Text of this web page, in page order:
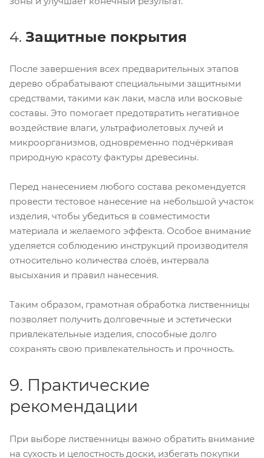
4. Защитные покрытия
После завершения всех предварительных этапов
дерево обрабатывают специальными защитными
средствами, такими как лаки, масла или восковые
составы. Это помогает предотвратить негативное
воздействие влаги, ультрафиолетовых лучей и
микроорганизмов, одновременно подчёркивая
природную красоту фактуры древесины.
Перед нанесением любого состава рекомендуется
провести тестовое нанесение на небольшой участок
изделия, чтобы убедиться в совместимости
материала и желаемого эффекта. Особое внимание
уделяется соблюдению инструкций производителя
относительно количества слоёв, интервала
высыхания и правил нанесения.
Таким образом, грамотная обработка лиственницы
позволяет получить долговечные и эстетически
привлекательные изделия, способные долго
сохранять свою привлекательность и прочность.
9. Практические
рекомендации
При выборе лиственницы важно обратить внимание
на сухость и целостность доски, избегать покупки